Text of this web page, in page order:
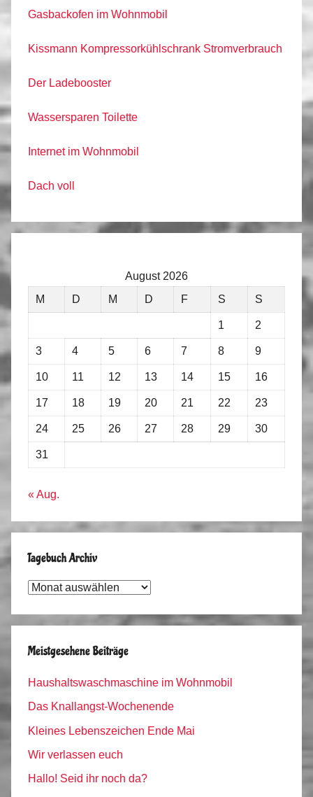
Gasbackofen im Wohnmobil
Kissmann Kompressorkühlschrank Stromverbrauch
Der Ladebooster
Wassersparen Toilette
Internet im Wohnmobil
Dach voll
August 2026
M
D M D F S S
1 2
3 4 5 6 7 8 9
10 11 12 13 14 15 16
17 18 19 20 21 22 23
24 25 26 27 28 29 30
31
« Aug.
Tagebuch Archiv
Tagebuch
Meistgesehene Beiträge
Haushaltswaschmaschine im Wohnmobil
Das Knallangst-Wochenende
Kleines Lebenszeichen Ende Mai
Wir verlassen euch
Hallo! Seid ihr noch da?